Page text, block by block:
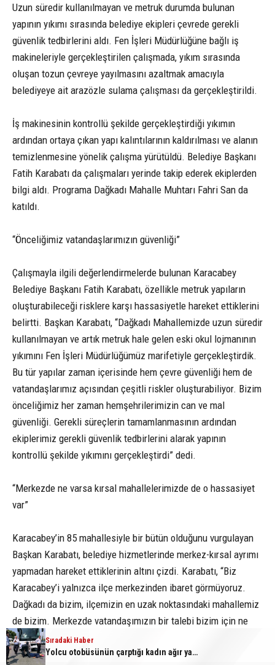
Uzun süredir kullanılmayan ve metruk durumda bulunan
yapının yıkımı sırasında belediye ekipleri çevrede gerekli
güvenlik tedbirlerini aldı. Fen İşleri Müdürlüğüne bağlı iş
makineleriyle gerçekleştirilen çalışmada, yıkım sırasında
oluşan tozun çevreye yayılmasını azaltmak amacıyla
belediyeye ait arazözle sulama çalışması da gerçekleştirildi.
İş makinesinin kontrollü şekilde gerçekleştirdiği yıkımın
ardından ortaya çıkan yapı kalıntılarının kaldırılması ve alanın
temizlenmesine yönelik çalışma yürütüldü. Belediye Başkanı
Fatih Karabatı da çalışmaları yerinde takip ederek ekiplerden
bilgi aldı. Programa Dağkadı Mahalle Muhtarı Fahri San da
katıldı.
“Önceliğimiz vatandaşlarımızın güvenliği”
Çalışmayla ilgili değerlendirmelerde bulunan Karacabey
Belediye Başkanı Fatih Karabatı, özellikle metruk yapıların
oluşturabileceği risklere karşı hassasiyetle hareket ettiklerini
belirtti. Başkan Karabatı, “Dağkadı Mahallemizde uzun süredir
kullanılmayan ve artık metruk hale gelen eski okul lojmanının
yıkımını Fen İşleri Müdürlüğümüz marifetiyle gerçekleştirdik.
Bu tür yapılar zaman içerisinde hem çevre güvenliği hem de
vatandaşlarımız açısından çeşitli riskler oluşturabiliyor. Bizim
önceliğimiz her zaman hemşehrilerimizin can ve mal
güvenliği. Gerekli süreçlerin tamamlanmasının ardından
ekiplerimiz gerekli güvenlik tedbirlerini alarak yapının
kontrollü şekilde yıkımını gerçekleştirdi” dedi.
“Merkezde ne varsa kırsal mahallelerimizde de o hassasiyet
var”
Karacabey’in 85 mahallesiyle bir bütün olduğunu vurgulayan
Başkan Karabatı, belediye hizmetlerinde merkez-kırsal ayrımı
yapmadan hareket ettiklerinin altını çizdi. Karabatı, “Biz
Karacabey’i yalnızca ilçe merkezinden ibaret görmüyoruz.
Dağkadı da bizim, ilçemizin en uzak noktasındaki mahallemiz
de bizim. Merkezde vatandaşımızın bir talebi bizim için ne
kadar önemliyse kırsal mahallelerimizde yaşayan
hemşehrilerimizin talepleri de aynı derecede önemli. Sahada
Sıradaki Haber
Yolcu otobüsünün çarptığı kadın ağır yaralandı